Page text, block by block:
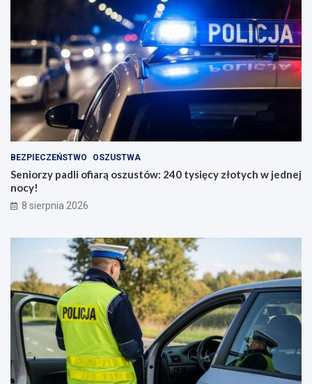
BEZPIECZEŃSTWO OSZUSTWA
Seniorzy padli ofiarą oszustów: 240 tysięcy złotych w jednej
nocy!
8 sierpnia 2026